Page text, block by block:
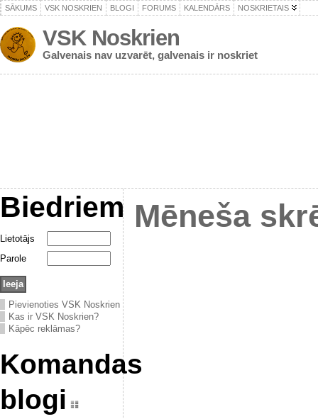
SĀKUMS VSK NOSKRIEN BLOGI FORUMS KALENDĀRS NOSKRIETAIS
VSK Noskrien
Galvenais nav uzvarēt, galvenais ir noskriet
Biedriem
Lietotājs
Parole
Pievienoties VSK Noskrien
Kas ir VSK Noskrien?
Kāpēc reklāmas?
Komandas
blogi
Mēneša